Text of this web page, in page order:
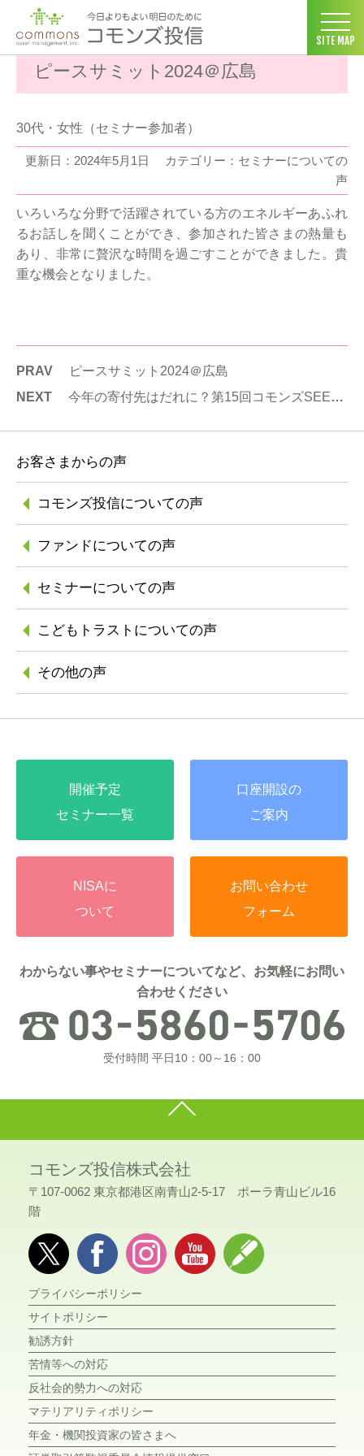
SITE MAP
コモンズ投信 ホーム >お客様の声 > >ピー
ピースサミット2024＠広島
30代・女性（セミナー参加者）
更新日：2024年5月1日
カテゴリー：セミナーについての
声
いろいろな分野で活躍されている方のエネルギーあふれ
るお話しを聞くことができ、参加された皆さまの熱量も
あり、非常に贅沢な時間を過ごすことができました。貴
重な機会となりました。
PRAV
ピースサミット2024＠広島
NEXT
今年の寄付先はだれに？第15回コモンズSEEDCap最終候補者３者対談イベント
お客さまからの声
コモンズ投信についての声
ファンドについての声
セミナーについての声
こどもトラストについての声
その他の声
開催予定
セミナー一覧
口座開設の
ご案内
NISAに
ついて
お問い合わせ
フォーム
わからない事やセミナーについてなど、お気軽にお問い
合わせください
受付時間 平日10：00～16：00
コモンズ投信株式会社
〒107-0062 東京都港区南青山2-5-17 ポーラ青山ビル16
階
プライバシーポリシー
サイトポリシー
勧誘方針
苦情等への対応
反社会的勢力への対応
マテリアリティポリシー
年金・機関投資家の皆さまへ